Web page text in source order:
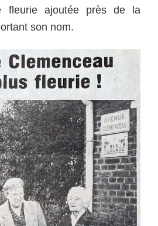
fleurie ajoutée près de la
son nom.